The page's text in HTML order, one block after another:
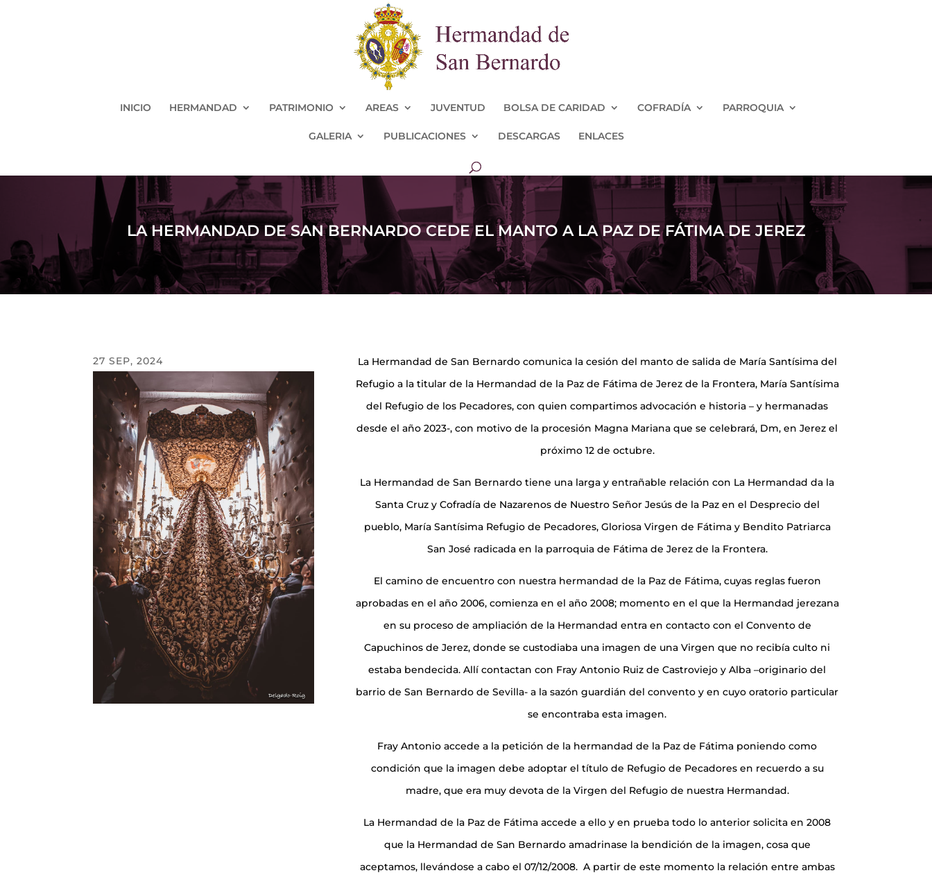
INICIO HERMANDAD PATRIMONIO AREAS JUVENTUD BOLSA DE CARIDAD COFRADÍA PARROQUIA
GALERIA PUBLICACIONES DESCARGAS ENLACES
LA HERMANDAD DE SAN BERNARDO CEDE EL MANTO A LA PAZ DE FÁTIMA DE JEREZ
27 SEP, 2024
La Hermandad de San Bernardo comunica la cesión del manto de salida de María Santísima del
Refugio a la titular de la Hermandad de la Paz de Fátima de Jerez de la Frontera, María Santísima
del Refugio de los Pecadores, con quien compartimos advocación e historia – y hermanadas
desde el año 2023-, con motivo de la procesión Magna Mariana que se celebrará, Dm, en Jerez el
próximo 12 de octubre.
La Hermandad de San Bernardo tiene una larga y entrañable relación con La Hermandad da la
Santa Cruz y Cofradía de Nazarenos de Nuestro Señor Jesús de la Paz en el Desprecio del
pueblo, María Santísima Refugio de Pecadores, Gloriosa Virgen de Fátima y Bendito Patriarca
San José radicada en la parroquia de Fátima de Jerez de la Frontera.
El camino de encuentro con nuestra hermandad de la Paz de Fátima, cuyas reglas fueron
aprobadas en el año 2006, comienza en el año 2008; momento en el que la Hermandad jerezana
en su proceso de ampliación de la Hermandad entra en contacto con el Convento de
Capuchinos de Jerez, donde se custodiaba una imagen de una Virgen que no recibía culto ni
estaba bendecida. Allí contactan con Fray Antonio Ruiz de Castroviejo y Alba –originario del
barrio de San Bernardo de Sevilla- a la sazón guardián del convento y en cuyo oratorio particular
se encontraba esta imagen.
Fray Antonio accede a la petición de la hermandad de la Paz de Fátima poniendo como
condición que la imagen debe adoptar el título de Refugio de Pecadores en recuerdo a su
madre, que era muy devota de la Virgen del Refugio de nuestra Hermandad.
La Hermandad de la Paz de Fátima accede a ello y en prueba todo lo anterior solicita en 2008
que la Hermandad de San Bernardo amadrinase la bendición de la imagen, cosa que
aceptamos, llevándose a cabo el 07/12/2008. A partir de este momento la relación entre ambas